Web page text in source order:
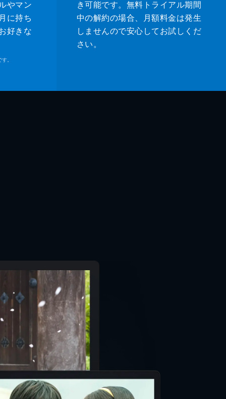
やマン
に持ち
好きな
。
き可能です。無料トライアル期間
中の解約の場合、月額料金は発生
しませんので安心してお試しくだ
さい。